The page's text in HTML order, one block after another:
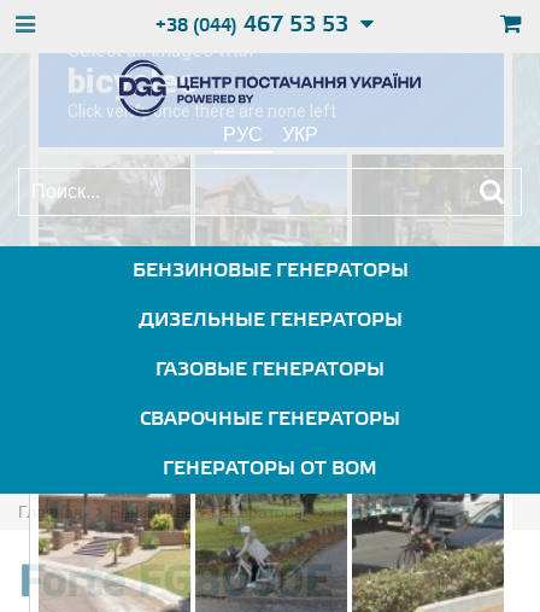
+38 (044) 467 53 53
РУС УКР
БЕНЗИНОВЫЕ ГЕНЕРАТОРЫ
ДИЗЕЛЬНЫЕ ГЕНЕРАТОРЫ
ГАЗОВЫЕ ГЕНЕРАТОРЫ
СВАРОЧНЫЕ ГЕНЕРАТОРЫ
ГЕНЕРАТОРЫ ОТ ВОМ
Главная Бензиновые Генераторы Forte FG8000E
Forte FG8000E